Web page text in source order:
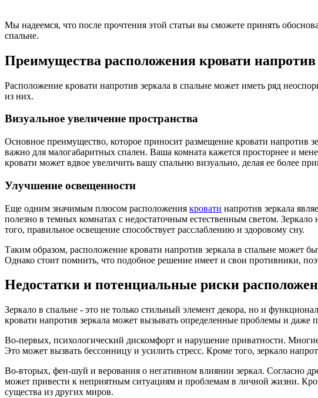
Мы надеемся, что после прочтения этой статьи вы сможете принять
спальне.
Преимущества расположения кровати напротив
Расположение кровати напротив зеркала в спальне может иметь ряд
из них.
Визуальное увеличение пространства
Основное преимущество, которое приносит размещение кровати напротив
важно для малогабаритных спален. Ваша комната кажется просторнее и
кровати может вдвое увеличить вашу спальню визуально, делая ее более
Улучшение освещенности
Еще одним значимым плюсом расположения кровати напротив зеркала
полезно в темных комнатах с недостаточным естественным светом.
того, правильное освещение способствует расслаблению и здоровому сну.
Таким образом, расположение кровати напротив зеркала в спальне может
Однако стоит помнить, что подобное решение имеет и свои противники,
Недостатки и потенциальные риски
Зеркало в спальне - это не только стильный элемент декора, но и
кровати напротив зеркала может вызывать определенные проблемы и даже
Во-первых, психологический дискомфорт и нарушение приватности.
Это может вызвать бессонницу и усилить стресс. Кроме того, зеркало
Во-вторых, фен-шуй и верования о негативном влиянии зеркал. Согласно
может привести к неприятным ситуациям и проблемам в личной жизни.
существа из других миров.